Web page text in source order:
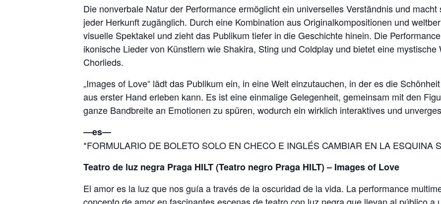
Die nonverbale Natur der Performance ermöglicht ein universelles Verständnis und
jeder Herkunft zugänglich. Durch eine Kombination aus Originalkompositionen und
visuelle Spektakel und zieht das Publikum tiefer in die Geschichte hinein. Die
ikonische Lieder von Künstlern wie Shakira, Sting und Coldplay und bietet eine
Chorlieds.
„Images of Love“ lädt das Publikum ein, in eine Welt einzutauchen, in der es die
aus erster Hand erleben kann. Es ist eine einmalige Gelegenheit, gemeinsam mit den
ganze Bandbreite an Emotionen zu spüren, wodurch ein wirklich interaktives und
―es―
*FORMULARIO DE BOLETO SOLO EN CHECO E INGLÉS CAMBIAR EN LA ESQUINA
Teatro de luz negra Praga HILT (Teatro negro Praga HILT) – Images of Love
El amor es la luz que nos guía a través de la oscuridad de la vida. La performance